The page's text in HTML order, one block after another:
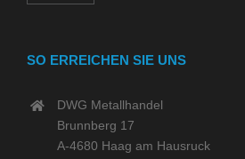
SO ERREICHEN SIE UNS
DWG Metallhandel
Brunnberg 17
A-4680 Haag am Hausruck